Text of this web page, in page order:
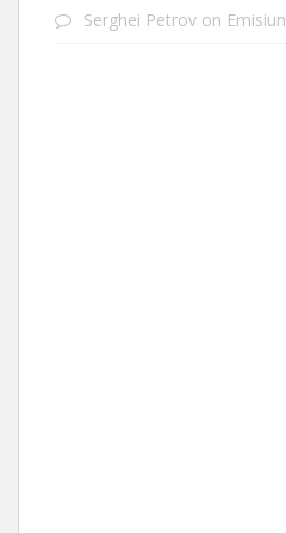
Serghei Petrov on